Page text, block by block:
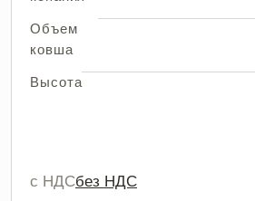
Объем
ковша
Высота
с НДСбез НДС